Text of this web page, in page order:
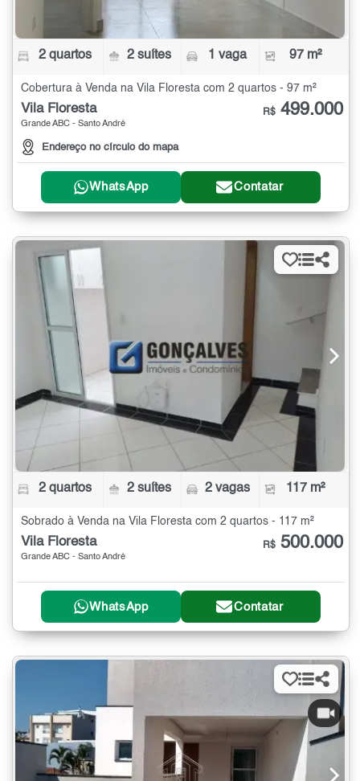
2 quartos 2 suítes 1 vaga 97 m²
Cobertura à Venda na Vila Floresta com 2 quartos - 97 m²
Vila Floresta
Grande ABC - Santo André
Endereço no círculo do mapa
R$ 499.000
WhatsApp Contatar
2 quartos 2 suítes 2 vagas 117 m²
Sobrado à Venda na Vila Floresta com 2 quartos - 117 m²
Vila Floresta
Grande ABC - Santo André
R$ 500.000
WhatsApp Contatar